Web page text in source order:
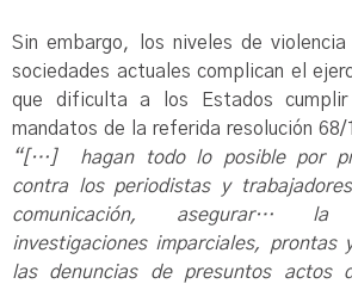
Sin embargo, los niveles de
sociedades actuales complican el
que dificulta a los Estados
mandatos de la referida resolución
“[…] hagan todo lo posible por
contra los periodistas y
comunicación, asegurar…
investigaciones imparciales, prontas
las denuncias de presuntos actos